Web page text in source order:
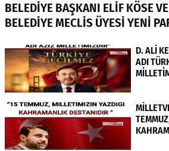
BELEDİYE BAŞKANI ELİF KÖSE
BELEDİYE MECLİS ÜYESİ YENİ
D. ALİ
ADI